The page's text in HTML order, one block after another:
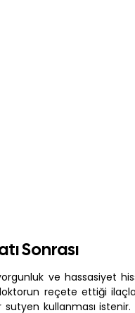
Sonrası
ve hassasiyet
doktorun reçete ettiği
sutyen kullanması